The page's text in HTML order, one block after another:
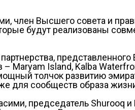
член Высшего совета и
будут реализованы
– Maryam Island, Kalba
толчок развитию
для сообществ образа
председатель Shurooq